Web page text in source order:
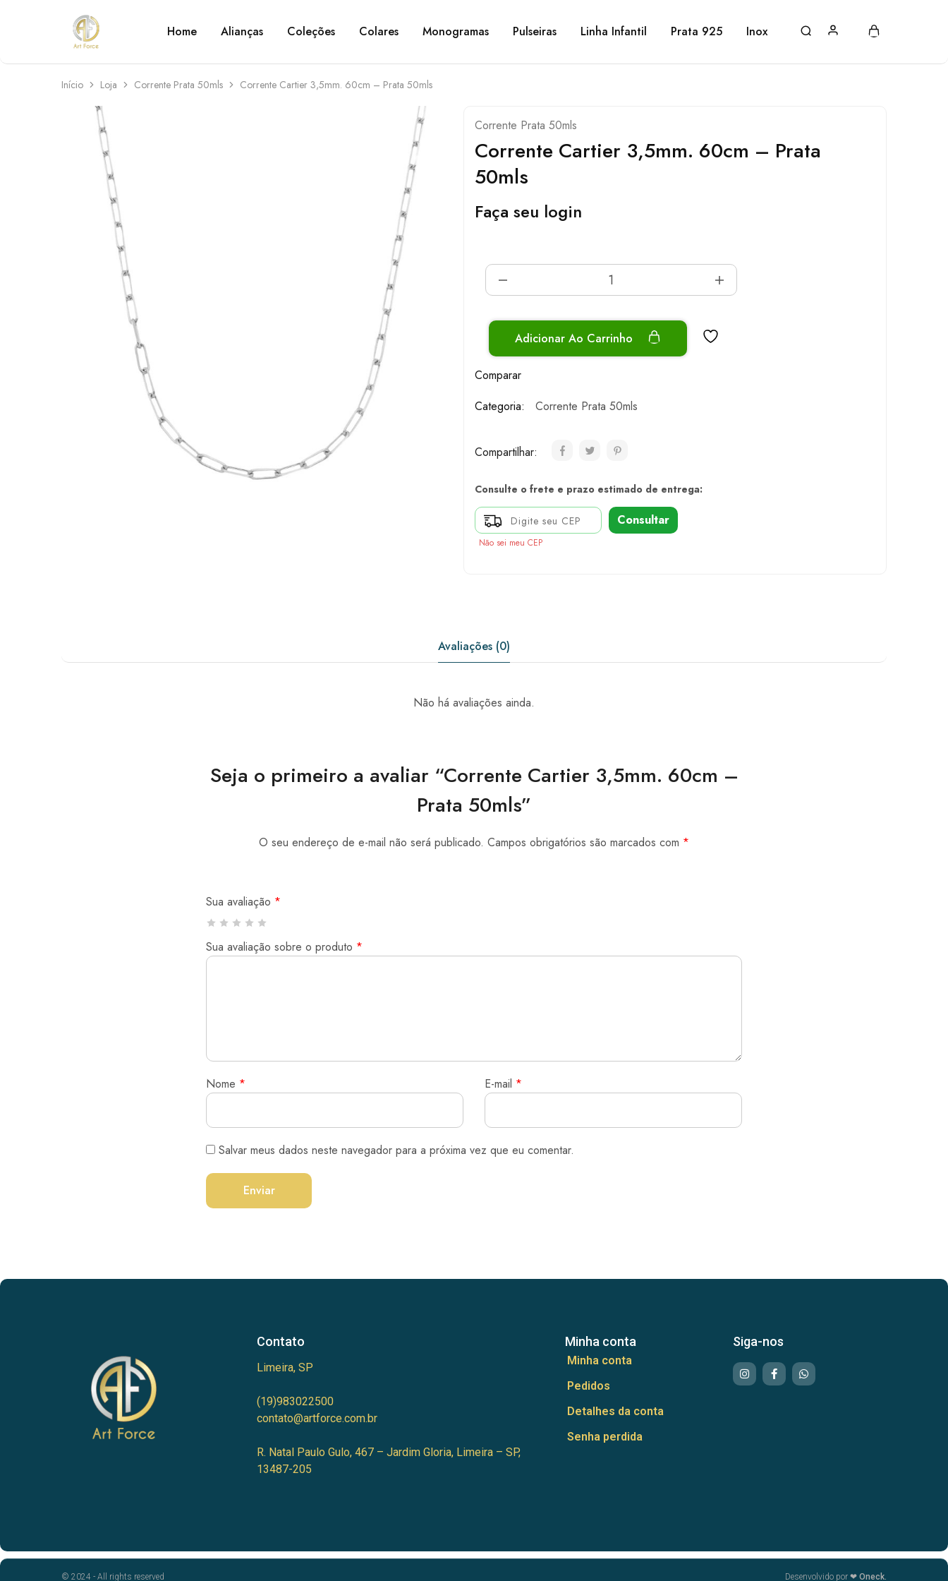
Art
Force
Semijoias
personalizadas
Home Alianças Coleções Colares Monogramas Pulseiras Linha Infantil Prata 925 Inox
Início Loja Corrente Prata 50mls Corrente Cartier 3,5mm. 60cm – Prata 50mls
Corrente Prata 50mls
Corrente Cartier 3,5mm. 60cm – Prata
50mls
Faça seu login
Adicionar Ao Carrinho
Comparar
Categoria:
Corrente Prata 50mls
Compartilhar:
Consulte o frete e prazo estimado de entrega:
Consultar
Não sei meu CEP
Avaliações (0)
Não há avaliações ainda.
Seja o primeiro a avaliar “Corrente Cartier 3,5mm. 60cm –
Prata 50mls”
O seu endereço de e-mail não será publicado. Campos obrigatórios são marcados com *
Sua avaliação *
Sua avaliação sobre o produto *
Nome * E-mail *
Salvar meus dados neste navegador para a próxima vez que eu comentar.
Contato
Limeira, SP
(19)983022500
contato@artforce.com.br
R. Natal Paulo Gulo, 467 – Jardim Gloria, Limeira – SP,
13487-205
Minha conta
Minha conta
Pedidos
Detalhes da conta
Senha perdida
Siga-nos
© 2024 - All rights reserved Desenvolvido por ❤ Oneck.